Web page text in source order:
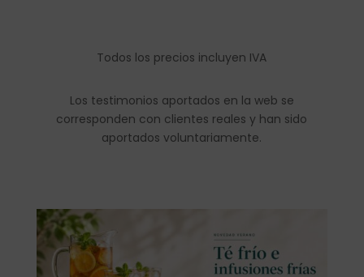
Todos los precios incluyen IVA
Los testimonios aportados en la web se
corresponden con clientes reales y han sido
aportados voluntariamente.